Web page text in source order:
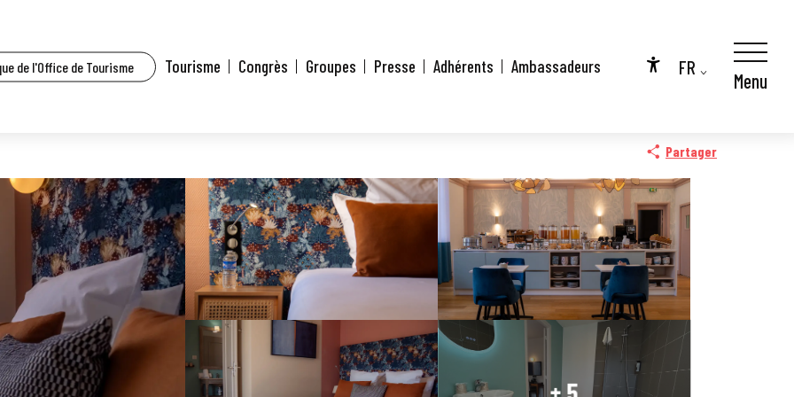
de l'Office de Tourisme
Accessibilité
FR
Tourisme Congrès Groupes Presse Adhérents Ambassadeurs
Menu
Collection by Best Western
Partager